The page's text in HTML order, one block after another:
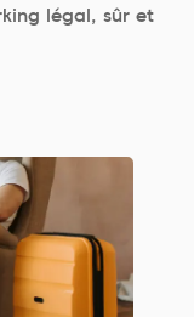
légal, sûr et